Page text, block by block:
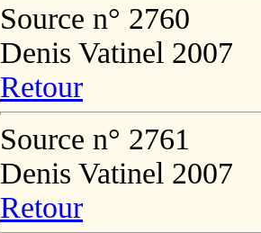
Source n° 2760
Denis Vatinel 2007
Retour
Source n° 2761
Denis Vatinel 2007
Retour